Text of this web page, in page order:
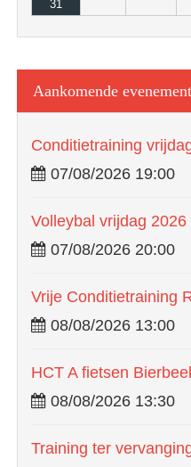
31
Aankomende
Conditietraining
07/08/2026 19:00
Volleybal vrijdag 2026
07/08/2026 20:00
Vrije Conditietraining
08/08/2026 13:00
HCT A fietsen
08/08/2026 13:30
Training ter